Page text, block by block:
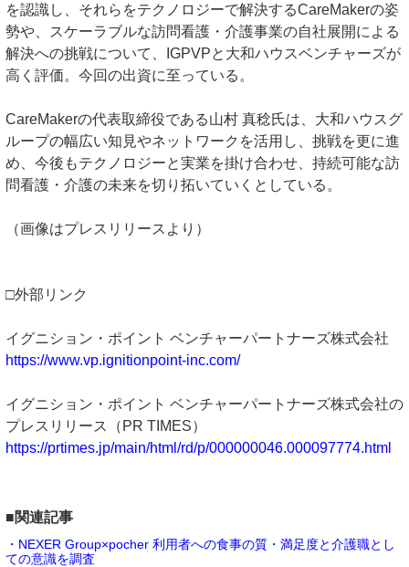
を認識し、それらをテクノロジーで解決するCareMakerの姿
勢や、スケーラブルな訪問看護・介護事業の自社展開による
解決への挑戦について、IGPVPと大和ハウスベンチャーズが
高く評価。今回の出資に至っている。
CareMakerの代表取締役である山村 真稔氏は、大和ハウスグ
ループの幅広い知見やネットワークを活用し、挑戦を更に進
め、今後もテクノロジーと実業を掛け合わせ、持続可能な訪
問看護・介護の未来を切り拓いていくとしている。
（画像はプレスリリースより）
□外部リンク
イグニション・ポイント ベンチャーパートナーズ株式会社
https://www.vp.ignitionpoint-inc.com/
イグニション・ポイント ベンチャーパートナーズ株式会社の
プレスリリース（PR TIMES）
https://prtimes.jp/main/html/rd/p/000000046.000097774.html
■関連記事
・NEXER Group×pocher 利用者への食事の質・満足度と介護職とし
ての意識を調査